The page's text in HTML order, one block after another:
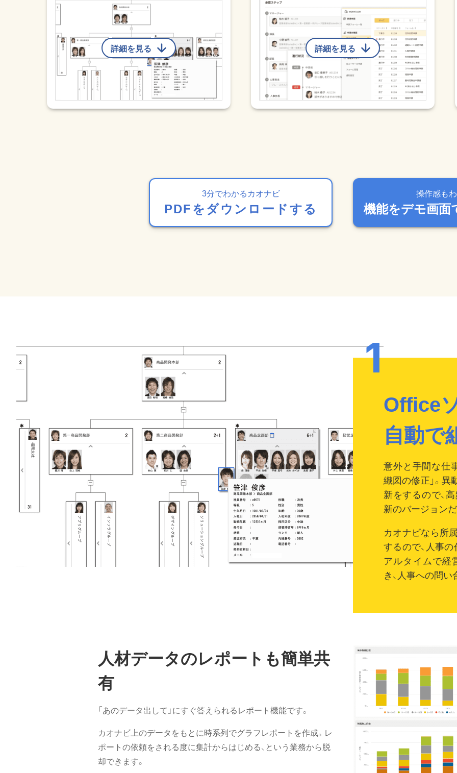
詳細を見る 詳細を見る
3分でわかるカオナビ
PDFをダウンロードする
操作感も
機能をデモ画面
Office
自動で
意外と手間な仕
織図の修正」。
新をするので、
新のバージョン
カオナビなら所
するので、人事
アルタイムで経
き、人事への問
人材データのレポートも簡単共
有
「あのデータ出して」にすぐ答えられるレポート機能です。
カオナビ上のデータをもとに時系列でグラフレポートを作成。レ
ポートの依頼をされる度に集計からはじめる、という業務から脱
却できます。